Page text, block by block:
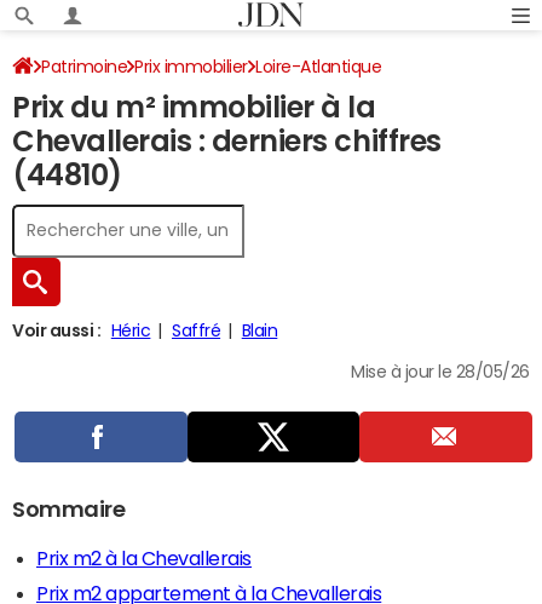
Patrimoine Prix immobilier Loire-Atlantique
La Chevallerais
Prix du m² immobilier à la
Chevallerais : derniers chiffres
(44810)
Voir aussi : Héric Saffré Blain
Mise à jour le 28/05/26
Sommaire
Prix m2 à la Chevallerais
Prix m2 appartement à la Chevallerais